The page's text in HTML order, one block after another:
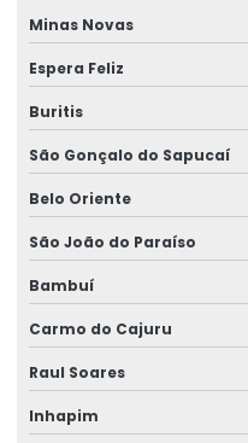
Talha Elétrica
Talha Elétrica 125 Kg A 5
Talha Elétrica Aço Carbono
Talha Elétrica Aço Inox
Talha Elétrica Aço Inox Para
Talha Elétrica Aço Inoxidável
Talha Elétrica Baixa Altura
Talha Elétrica Cabo De Aço
Minas Novas
Espera Feliz
Buritis
São Gonçalo do Sapucaí
Belo Oriente
São João do Paraíso
Bambuí
Carmo do Cajuru
Raul Soares
Inhapim